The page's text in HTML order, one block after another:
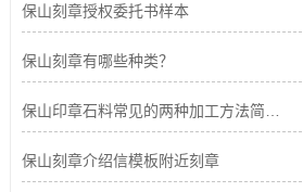
保山刻章授权委托书样本
保山刻章有哪些种类？
保山刻章介绍信模板附近刻章